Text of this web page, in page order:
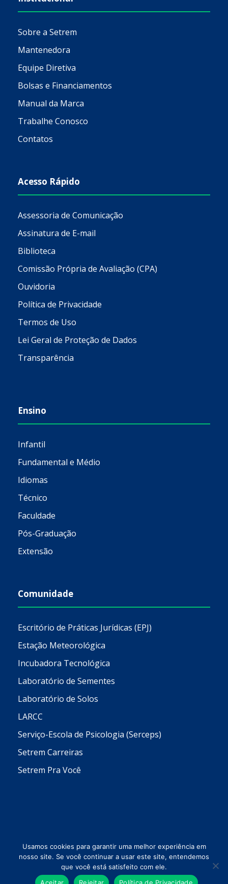
Sobre a Setrem
Mantenedora
Equipe Diretiva
Bolsas e Financiamentos
Manual da Marca
Trabalhe Conosco
Contatos
Acesso Rápido
Assessoria de Comunicação
Assinatura de E-mail
Biblioteca
Comissão Própria de Avaliação (CPA)
Ouvidoria
Política de Privacidade
Termos de Uso
Lei Geral de Proteção de Dados
Transparência
Ensino
Infantil
Fundamental e Médio
Idiomas
Técnico
Faculdade
Pós-Graduação
Extensão
Comunidade
Escritório de Práticas Jurídicas (EPJ)
Estação Meteorológica
Incubadora Tecnológica
Laboratório de Sementes
Laboratório de Solos
LARCC
Serviço-Escola de Psicologia (Serceps)
Setrem Carreiras
Setrem Pra Você
Todos os direitos reservados © 2026 Setrem
Usamos cookies para garantir uma melhor experiência em
nosso site. Se você continuar a usar este site, entendemos
que você está satisfeito com ele.
Aceitar
Rejeitar Política de Privacidade